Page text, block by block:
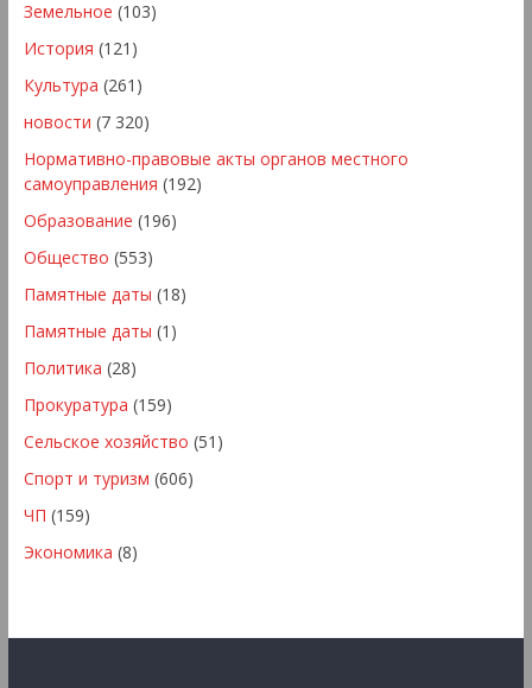
Земельное (103)
История (121)
Культура (261)
новости (7 320)
Нормативно-правовые акты органов местного
самоуправления (192)
Образование (196)
Общество (553)
Памятные даты (18)
Памятные даты (1)
Политика (28)
Прокуратура (159)
Сельское хозяйство (51)
Спорт и туризм (606)
ЧП (159)
Экономика (8)